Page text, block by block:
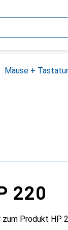
Mäuse +
220
Produkt HP